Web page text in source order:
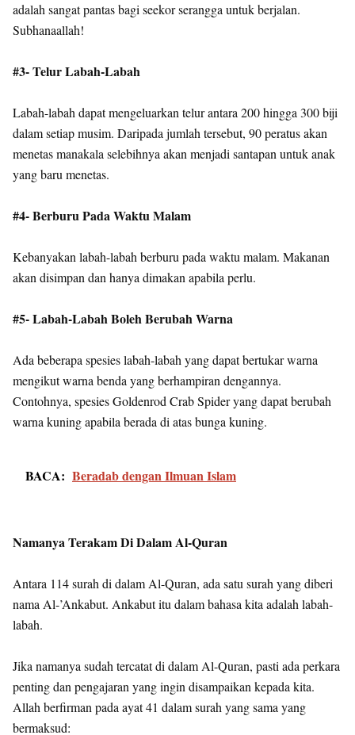
adalah sangat pantas bagi seekor serangga untuk berjalan.
Subhanaallah!
#3- Telur Labah-Labah
Labah-labah dapat mengeluarkan telur antara 200 hingga 300 biji
dalam setiap musim. Daripada jumlah tersebut, 90 peratus akan
menetas manakala selebihnya akan menjadi santapan untuk anak
yang baru menetas.
#4- Berburu Pada Waktu Malam
Kebanyakan labah-labah berburu pada waktu malam. Makanan
akan disimpan dan hanya dimakan apabila perlu.
#5- Labah-Labah Boleh Berubah Warna
Ada beberapa spesies labah-labah yang dapat bertukar warna
mengikut warna benda yang berhampiran dengannya.
Contohnya, spesies Goldenrod Crab Spider yang dapat berubah
warna kuning apabila berada di atas bunga kuning.
BACA: Beradab dengan Ilmuan Islam
Namanya Terakam Di Dalam Al-Quran
Antara 114 surah di dalam Al-Quran, ada satu surah yang diberi
nama Al-’Ankabut. Ankabut itu dalam bahasa kita adalah labah-
labah.
Jika namanya sudah tercatat di dalam Al-Quran, pasti ada perkara
penting dan pengajaran yang ingin disampaikan kepada kita.
Allah berfirman pada ayat 41 dalam surah yang sama yang
bermaksud: